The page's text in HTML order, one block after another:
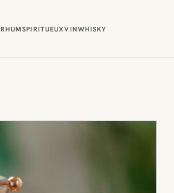
RHUMSPIRITUEUXVINWHISKY